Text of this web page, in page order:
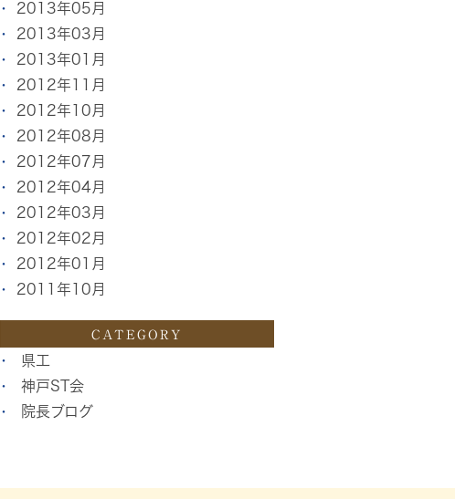
2013年05月
2013年03月
2013年01月
2012年11月
2012年10月
2012年08月
2012年07月
2012年04月
2012年03月
2012年02月
2012年01月
2011年10月
CATEGORY
県工
神戸ST会
院長ブログ